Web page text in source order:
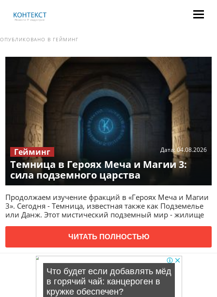
ОПУБЛИКОВАНО В ГЕЙМИНГ
Темница в Героях Меча и Магии 3:
сила подземного царства
Дата:04.08.2026
Гейминг
Продолжаем изучение фракций в «Героях Меча и Магии
3». Сегодня - Темница, известная также как Подземелье
или Данж. Этот мистический подземный мир - жилище
ЧИТАТЬ ПОЛНОСТЬЮ